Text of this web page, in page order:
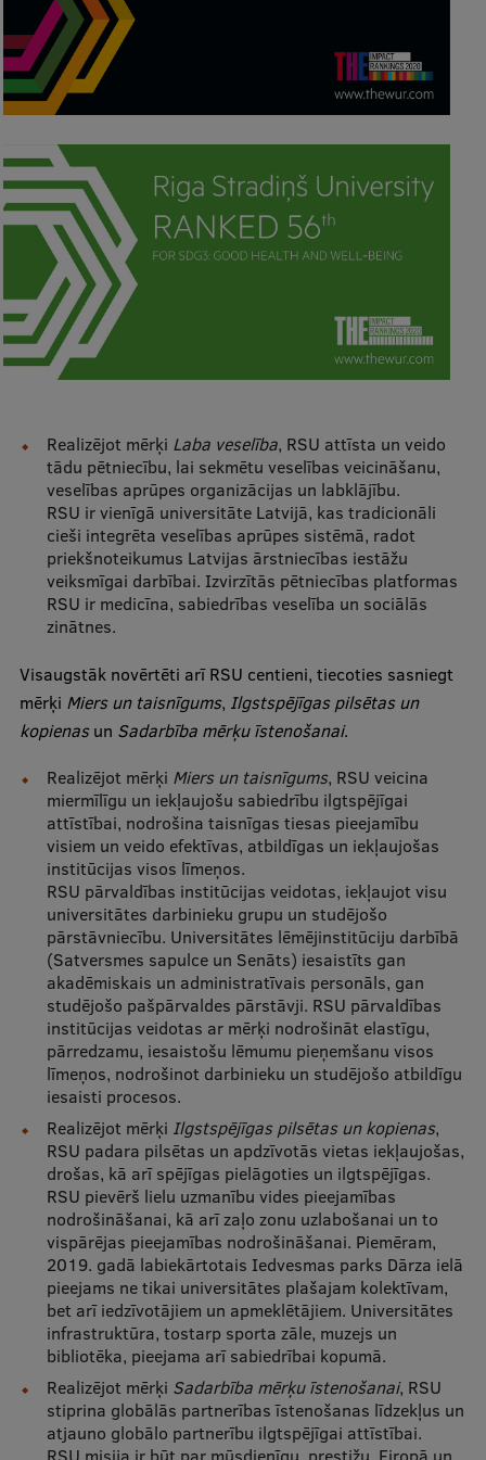
Ģerbonis
Projekti
Reitingi
Virtuālā tūre
Ilgtspējīga attīstība
Studiju un vides pieejamība
Dati par 2025. gadu
Suvenīri un grāmatas
Ētikas un līdztiesības mācības
Atvērtā universitāte
Sagatavošanas kursi
Profesionālās pilnveides kursi
ESF kvalifikācijas celšanas kursi
Pedagoģiskās izaugsmes centrs
Pētniecība
Zinātniskie institūti un laboratorijas
Pētniecības datu pārvaldība
RSU zinātnes portāls
Zinātnes ietekme
Pētniecības platformas
Doktorantūras skola
Pētniecības pakalpojumi
Pētniecības projekti
Zinātnieku brokastis
Vertikāli integrētie projekti
Zinātniskās konferences
Inovāciju centrs
Realizējot mērķi Laba veselība, RSU attīsta un veido
tādu pētniecību, lai sekmētu veselības veicināšanu,
veselības aprūpes organizācijas un labklājību.
RSU ir vienīgā universitāte Latvijā, kas tradicionāli
cieši integrēta veselības aprūpes sistēmā, radot
priekšnoteikumus Latvijas ārstniecības iestāžu
veiksmīgai darbībai. Izvirzītās pētniecības platformas
RSU ir medicīna, sabiedrības veselība un sociālās
zinātnes.
Visaugstāk novērtēti arī RSU centieni, tiecoties sasniegt
mērķi Miers un taisnīgums, Ilgstspējīgas pilsētas un
kopienasun Sadarbība mērķu īstenošanai.
Realizējot mērķi Miers un taisnīgums, RSU veicina
miermīlīgu un iekļaujošu sabiedrību ilgtspējīgai
attīstībai, nodrošina taisnīgas tiesas pieejamību
visiem un veido efektīvas, atbildīgas un iekļaujošas
institūcijas visos līmeņos.
RSU pārvaldības institūcijas veidotas, iekļaujot visu
universitātes darbinieku grupu un studējošo
pārstāvniecību. Universitātes lēmējinstitūciju darbībā
(Satversmes sapulce un Senāts) iesaistīts gan
akadēmiskais un administratīvais personāls, gan
studējošo pašpārvaldes pārstāvji. RSU pārvaldības
institūcijas veidotas ar mērķi nodrošināt elastīgu,
pārredzamu, iesaistošu lēmumu pieņemšanu visos
līmeņos, nodrošinot darbinieku un studējošo atbildīgu
iesaisti procesos.
Realizējot mērķi Ilgstspējīgas pilsētas un kopienas,
RSU padara pilsētas un apdzīvotās vietas iekļaujošas,
drošas, kā arī spējīgas pielāgoties un ilgtspējīgas.
RSU pievērš lielu uzmanību vides pieejamības
nodrošināšanai, kā arī zaļo zonu uzlabošanai un to
vispārējas pieejamības nodrošināšanai. Piemēram,
2019. gadā labiekārtotais Iedvesmas parks Dārza ielā
pieejams ne tikai universitātes plašajam kolektīvam,
bet arī iedzīvotājiem un apmeklētājiem. Universitātes
infrastruktūra, tostarp sporta zāle, muzejs un
bibliotēka, pieejama arī sabiedrībai kopumā.
Realizējot mērķi Sadarbība mērķu īstenošanai, RSU
stiprina globālās partnerības īstenošanas līdzekļus un
atjauno globālo partnerību ilgtspējīgai attīstībai.